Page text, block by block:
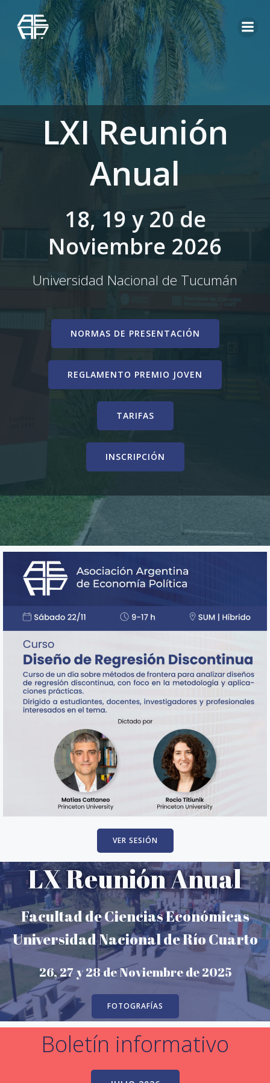
Saltar
al
contenido
LXI Reunión
Anual
18, 19 y 20 de
Noviembre 2026
Universidad Nacional de Tucumán
NORMAS DE PRESENTACIÓN
REGLAMENTO PREMIO JOVEN
TARIFAS
INSCRIPCIÓN
VER SESIÓN
LX ReuniónAnual
Facultad de Ciencias Económicas
Universidad Nacional de Río Cuarto
26, 27 y 28 de Noviembre de 2025
FOTOGRAFÍAS
Boletín informativo